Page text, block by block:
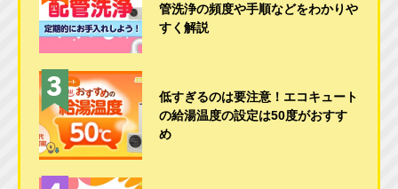
管洗浄の頻度や手順などをわかりや
すく解説
低すぎるのは要注意！エコキュート
の給湯温度の設定は50度がおすす
め